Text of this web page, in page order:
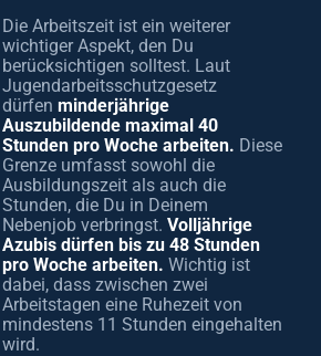
Die Arbeitszeit ist ein weiterer
wichtiger Aspekt, den Du
berücksichtigen solltest. Laut
Jugendarbeitsschutzgesetz
dürfen minderjährige
Auszubildende maximal 40
Stunden pro Woche arbeiten. Diese
Grenze umfasst sowohl die
Ausbildungszeit als auch die
Stunden, die Du in Deinem
Nebenjob verbringst. Volljährige
Azubis dürfen bis zu 48 Stunden
pro Woche arbeiten. Wichtig ist
dabei, dass zwischen zwei
Arbeitstagen eine Ruhezeit von
mindestens 11 Stunden eingehalten
wird.